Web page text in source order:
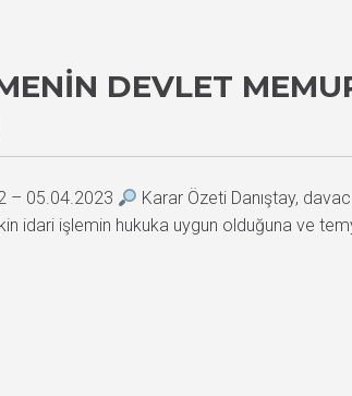
DEVLET
– 05.04.2023
Karar Özeti Danıştay,
idari işlemin hukuka uygun olduğuna ve